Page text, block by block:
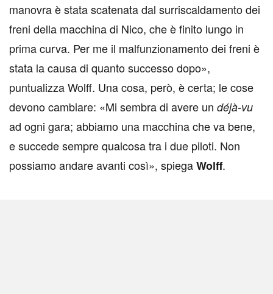
manovra è stata scatenata dal surriscaldamento dei
freni della macchina di Nico, che è finito lungo in
prima curva. Per me il malfunzionamento dei freni è
stata la causa di quanto successo dopo»,
puntualizza Wolff. Una cosa, però, è certa; le cose
devono cambiare: «Mi sembra di avere un déjà-vu
ad ogni gara; abbiamo una macchina che va bene,
e succede sempre qualcosa tra i due piloti. Non
possiamo andare avanti così», spiegaWolff.